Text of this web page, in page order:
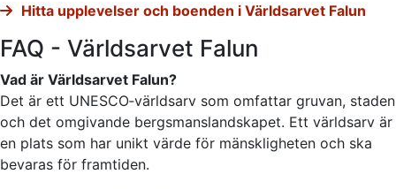
Hitta upplevelser och boenden i Världsarvet Falun
FAQ - Världsarvet Falun
Vad är Världsarvet Falun?
Det är ett UNESCO‑världsarv som omfattar gruvan, staden
och det omgivande bergsmanslandskapet. Ett världsarv är
en plats som har unikt värde för mänskligheten och ska
bevaras för framtiden.